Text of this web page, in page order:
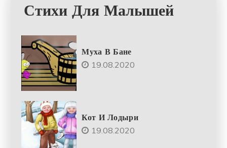
Стихи Для Малышей
Муха В Бане
19.08.2020
Кот И Лодыри
19.08.2020